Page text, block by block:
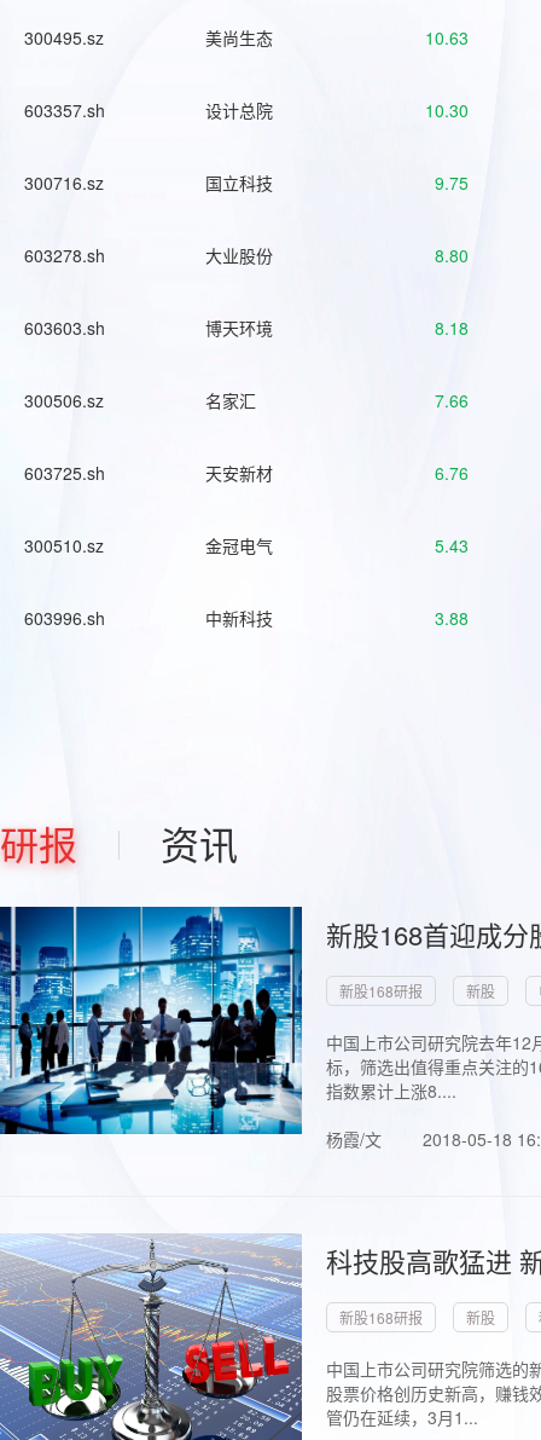
300495.sz 美尚生态 10.63
603357.sh 设计总院 10.30
300716.sz 国立科技 9.75
603278.sh 大业股份 8.80
603603.sh 博天环境 8.18
300506.sz 名家汇 7.66
603725.sh 天安新材 6.76
300510.sz 金冠电气 5.43
603996.sh 中新科技 3.88
研报 资讯
新股168首迎成
新股168研报 新股
中国上市公司研究院去年
标，筛选出值得重点关注的
指数累计上涨8....
杨霞/文
2018-05-18
科技股高歌猛进
新股168研报 新股
中国上市公司研究院筛选的
股票价格创历史新高，赚钱
管仍在延续，3月1...